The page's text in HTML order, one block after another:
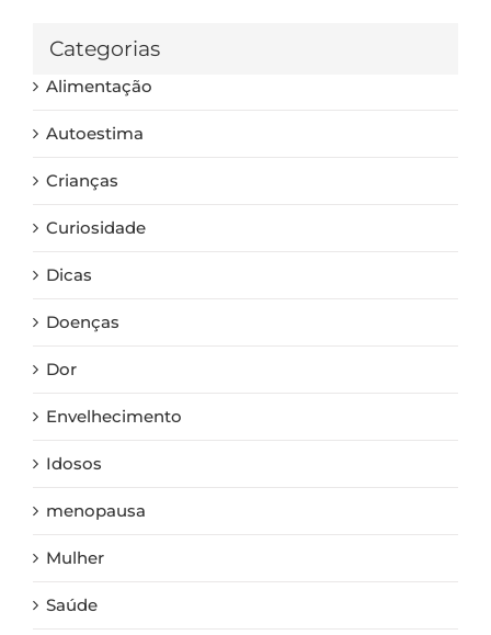
Categorias
Alimentação
Autoestima
Crianças
Curiosidade
Dicas
Doenças
Dor
Envelhecimento
Idosos
menopausa
Mulher
Saúde